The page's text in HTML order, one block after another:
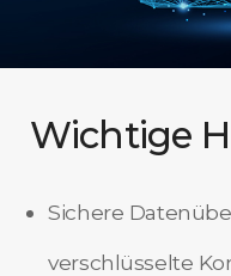
Wichtige
Sichere
verschlüsselte